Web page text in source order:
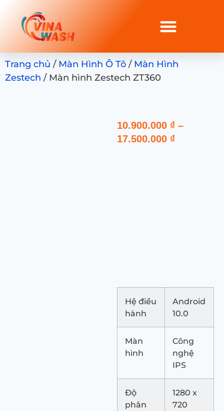
Trang chủ / Màn Hình Ô Tô / Màn Hình
Zestech / Màn hình Zestech ZT360
10.900.000 ₫ –
17.500.000 ₫
Hệ điều
hành
Android
10.0
Màn
hình
Công
nghệ
IPS
Độ
phân
1280 x
720